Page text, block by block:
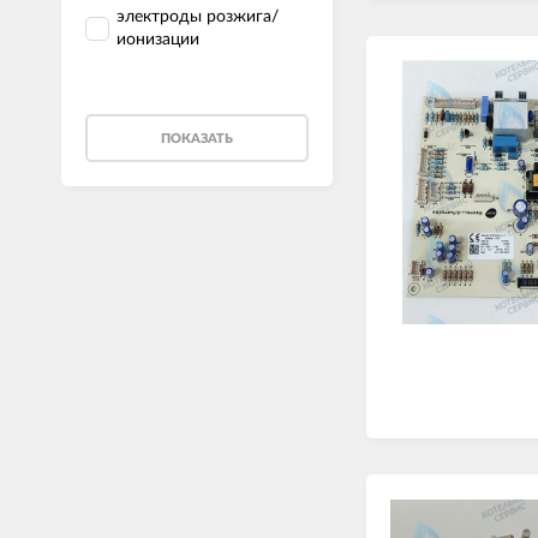
электроды розжига/
ионизации
ПОКАЗАТЬ